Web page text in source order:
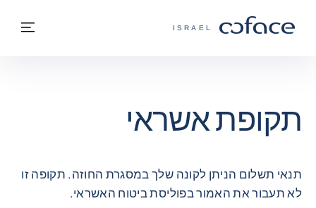
COFACE - אתר הקבוצה
ISRAEL
בחזרה לעמוד הבית
תקופת אשראי
תנאי תשלום הניתן לקונה שלך במסגרת החוזה. תקופה זו
לא תעבור את האמור בפוליסת ביטוח האשראי.